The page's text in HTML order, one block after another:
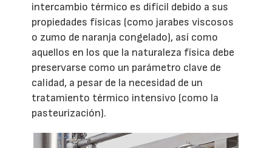
intercambio térmico es difícil debido a sus
propiedades físicas (como jarabes viscosos
o zumo de naranja congelado), así como
aquellos en los que la naturaleza física debe
preservarse como un parámetro clave de
calidad, a pesar de la necesidad de un
tratamiento térmico intensivo (como la
pasteurización).